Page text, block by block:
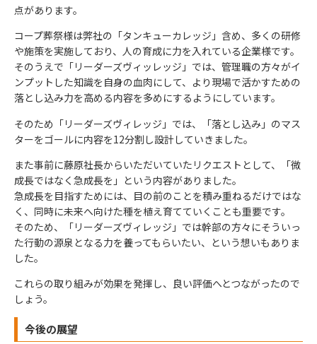
点があります。
コープ葬祭様は弊社の「タンキューカレッジ」含め、多くの研修
や施策を実施しており、人の育成に力を入れている企業様です。
そのうえで「リーダーズヴィッレッジ」では、管理職の方々がイ
ンプットした知識を自身の血肉にして、より現場で活かすための
落とし込み力を高める内容を多めにするようにしています。
そのため「リーダーズヴィレッジ」では、「落とし込み」のマス
ターをゴールに内容を12分割し設計していきました。
また事前に藤原社長からいただいていたリクエストとして、「微
成長ではなく急成長を」という内容がありました。
急成長を目指すためには、目の前のことを積み重ねるだけではな
く、同時に未来へ向けた種を植え育てていくことも重要です。
そのため、「リーダーズヴィレッジ」では幹部の方々にそういっ
た行動の源泉となる力を養ってもらいたい、という想いもありま
した。
これらの取り組みが効果を発揮し、良い評価へとつながったので
しょう。
今後の展望